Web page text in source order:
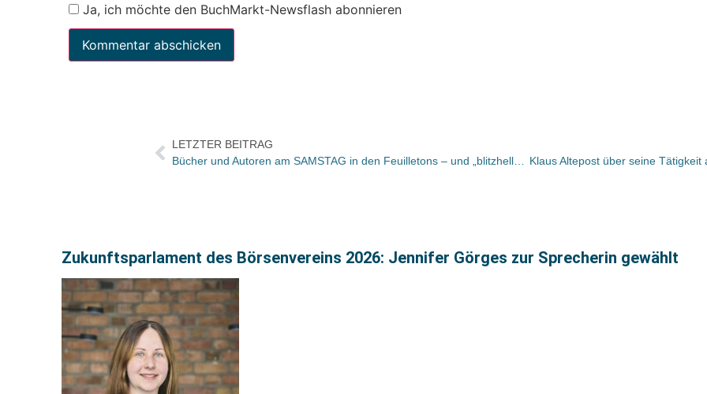
Ja, ich möchte den BuchMarkt-Newsflash abonnieren
LETZTER BEITRAG
Zukunftsparlament des Börsenvereins 2026: Jennifer Görges zur Sprecherin gewählt